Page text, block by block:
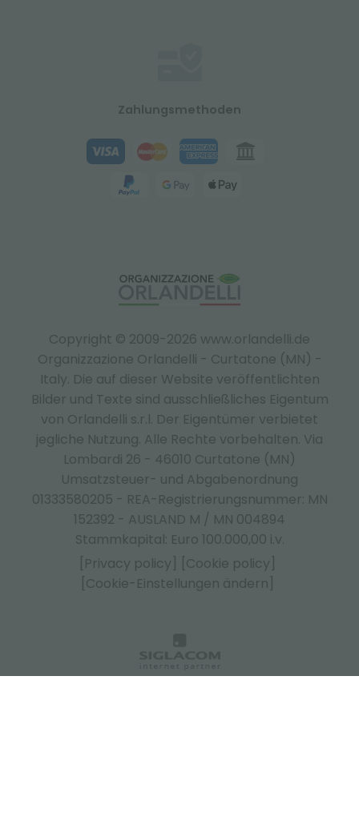
Copyright © 2009-2026 www.orlandelli.de
Organizzazione Orlandelli - Curtatone (MN) -
Italy. Die auf dieser Website veröffentlichten
Bilder und Texte sind ausschließliches Eigentum
von Orlandelli s.r.l. Der Eigentümer verbietet
jegliche Nutzung. Alle Rechte vorbehalten. Via
Lombardi 26 - 46010 Curtatone (MN)
Umsatzsteuer- und Abgabenordnung
01333580205 - REA-Registrierungsnummer: MN
152392 - AUSLAND M / MN 004894
Stammkapital: Euro 100.000,00 i.v.
[Privacy policy]
[Cookie policy]
[Cookie-Einstellungen ändern]
Zahlungsmethoden